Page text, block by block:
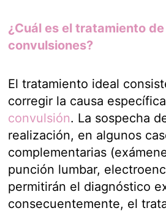
¿Cuál es el tratamiento
convulsiones?
El tratamiento ideal
corregir la causa
convulsión. La sospecha
realización, en algunos
complementarias
punción lumbar,
permitirán el diagnóstico
consecuentemente, el